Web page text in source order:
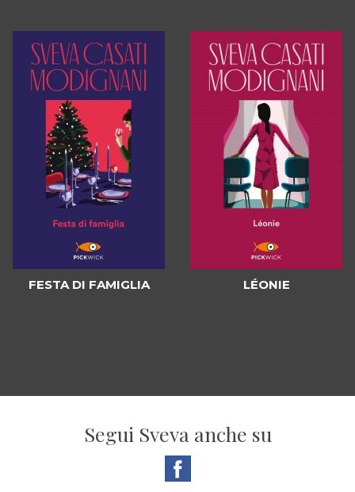
FESTA DI FAMIGLIA LÉONIE
Segui Sveva anche su